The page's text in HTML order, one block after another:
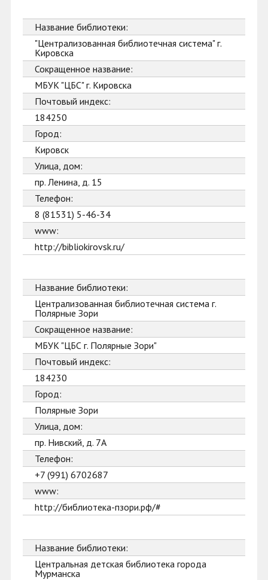
Название библиотеки:
"Централизованная библиотечная система" г.
Кировска
Сокращенное название:
МБУК "ЦБС" г. Кировска
Почтовый индекс:
184250
Город:
Кировск
Улица, дом:
пр. Ленина, д. 15
Телефон:
8 (81531) 5-46-34
www:
http://bibliokirovsk.ru/
Название библиотеки:
Централизованная библиотечная система г.
Полярные Зори
Сокращенное название:
МБУК "ЦБС г. Полярные Зори"
Почтовый индекс:
184230
Город:
Полярные Зори
Улица, дом:
пр. Нивский, д. 7А
Телефон:
+7 (991) 6702687
www:
http://библиотека-пзори.рф/#
Название библиотеки:
Центральная детская библиотека города
Мурманска